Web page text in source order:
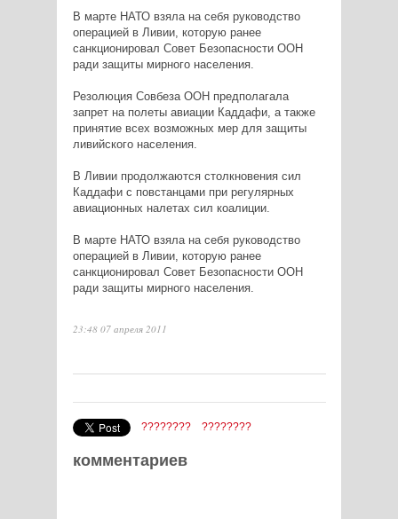
В марте НАТО взяла на себя руководство
операцией в Ливии, которую ранее
санкционировал Совет Безопасности ООН
ради защиты мирного населения.
Резолюция Совбеза ООН предполагала
запрет на полеты авиации Каддафи, а также
принятие всех возможных мер для защиты
ливийского населения.
В Ливии продолжаются столкновения сил
Каддафи с повстанцами при регулярных
авиационных налетах сил коалиции.
В марте НАТО взяла на себя руководство
операцией в Ливии, которую ранее
санкционировал Совет Безопасности ООН
ради защиты мирного населения.
23:48 07 апреля 2011
???????? ????????
комментариев